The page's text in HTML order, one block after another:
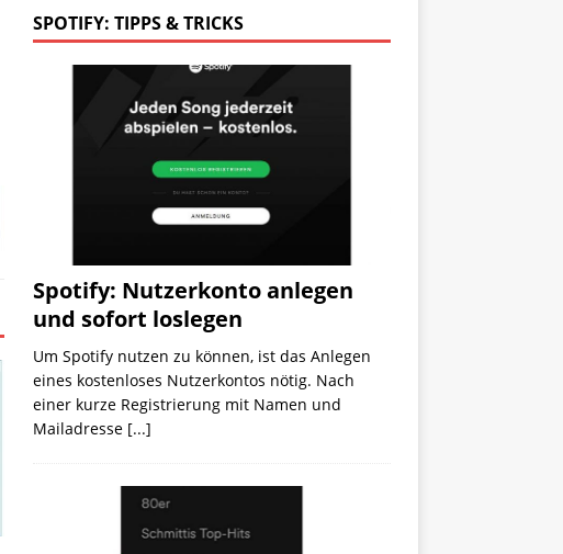
SPOTIFY: TIPPS & TRICKS
Spotify: Nutzerkonto anlegen
und sofort loslegen
Um Spotify nutzen zu können, ist das Anlegen
eines kostenloses Nutzerkontos nötig. Nach
einer kurze Registrierung mit Namen und
Mailadresse [...]